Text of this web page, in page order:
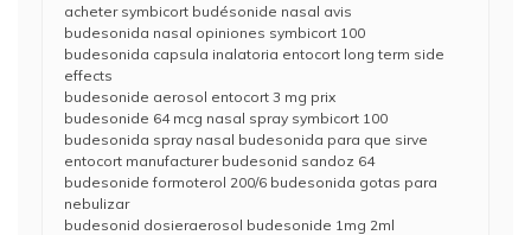
acheter symbicort budésonide nasal avis
budesonida nasal opiniones symbicort 100
budesonida capsula inalatoria entocort long term side
effects
budesonide aerosol entocort 3 mg prix
budesonide 64 mcg nasal spray symbicort 100
budesonida spray nasal budesonida para que sirve
entocort manufacturer budesonid sandoz 64
budesonide formoterol 200/6 budesonida gotas para
nebulizar
budesonid dosieraerosol budesonide 1mg 2ml